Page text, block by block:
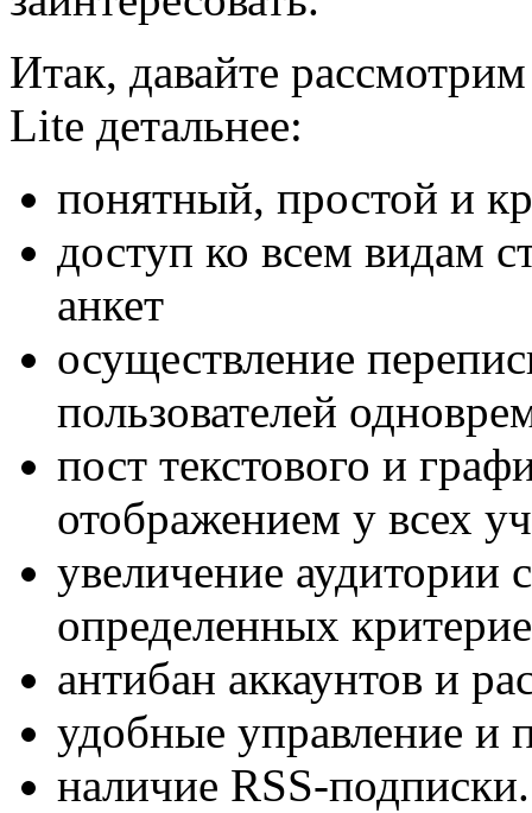
Итак, давайте
Lite детальнее:
понятный, простой и
доступ ко всем видам
анкет
осуществление
пользователей
пост текстового и
отображением у всех
увеличение аудитории
определенных
антибан аккаунтов и
удобные управление и
наличие RSS-подписки.